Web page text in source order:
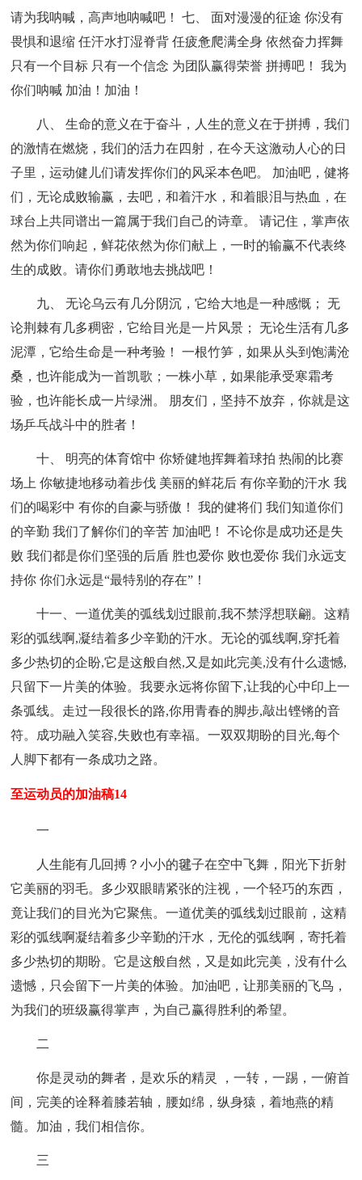
请为我呐喊，高声地呐喊吧！ 七、 面对漫漫的征途 你没有
畏惧和退缩 任汗水打湿脊背 任疲惫爬满全身 依然奋力挥舞
只有一个目标 只有一个信念 为团队赢得荣誉 拼搏吧！ 我为
你们呐喊 加油！加油！
八、 生命的意义在于奋斗，人生的意义在于拼搏，我们
的激情在燃烧，我们的活力在四射，在今天这激动人心的日
子里，运动健儿们请发挥你们的风采本色吧。 加油吧，健将
们，无论成败输赢，去吧，和着汗水，和着眼泪与热血，在
球台上共同谱出一篇属于我们自己的诗章。 请记住，掌声依
然为你们响起，鲜花依然为你们献上，一时的输赢不代表终
生的成败。请你们勇敢地去挑战吧！
九、 无论乌云有几分阴沉，它给大地是一种感慨； 无
论荆棘有几多稠密，它给目光是一片风景； 无论生活有几多
泥潭，它给生命是一种考验！ 一根竹笋，如果从头到饱满沧
桑，也许能成为一首凯歌；一株小草，如果能承受寒霜考
验，也许能长成一片绿洲。 朋友们，坚持不放弃，你就是这
场乒乓战斗中的胜者！
十、 明亮的体育馆中 你矫健地挥舞着球拍 热闹的比赛
场上 你敏捷地移动着步伐 美丽的鲜花后 有你辛勤的汗水 我
们的喝彩中 有你的自豪与骄傲！ 我的健将们 我们知道你们
的辛勤 我们了解你们的辛苦 加油吧！ 不论你是成功还是失
败 我们都是你们坚强的后盾 胜也爱你 败也爱你 我们永远支
持你 你们永远是“最特别的存在”！
十一、一道优美的弧线划过眼前,我不禁浮想联翩。这精
彩的弧线啊,凝结着多少辛勤的汗水。无论的弧线啊,穿托着
多少热切的企盼,它是这般自然,又是如此完美,没有什么遗憾,
只留下一片美的体验。我要永远将你留下,让我的心中印上一
条弧线。走过一段很长的路,你用青春的脚步,敲出铿锵的音
符。成功融入笑容,失败也有幸福。一双双期盼的目光,每个
人脚下都有一条成功之路。
至运动员的加油稿14
一
人生能有几回搏？小小的毽子在空中飞舞，阳光下折射
它美丽的羽毛。多少双眼睛紧张的注视，一个轻巧的东西，
竟让我们的目光为它聚焦。一道优美的弧线划过眼前，这精
彩的弧线啊凝结着多少辛勤的汗水，无伦的弧线啊，寄托着
多少热切的期盼。它是这般自然，又是如此完美，没有什么
遗憾，只会留下一片美的体验。加油吧，让那美丽的飞鸟，
为我们的班级赢得掌声，为自己赢得胜利的希望。
二
你是灵动的舞者，是欢乐的精灵 ，一转，一踢，一俯首
间，完美的诠释着膝若轴，腰如绵，纵身猿，着地燕的精
髓。加油，我们相信你。
三